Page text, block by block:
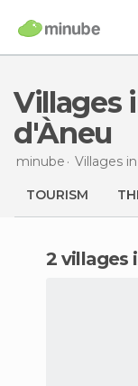
Villages in La Guingueta
d'Àneu
minube Villages in
TOURISM
2